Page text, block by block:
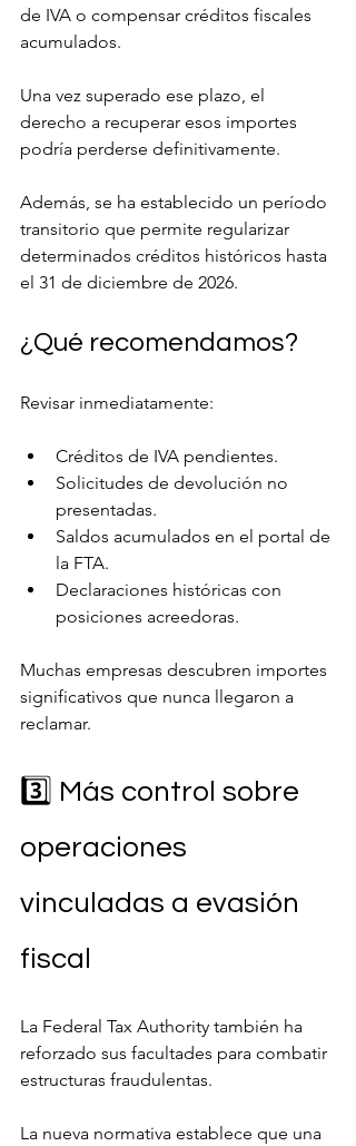
de IVA o compensar créditos fiscales
acumulados.
Una vez superado ese plazo, el
derecho a recuperar esos importes
podría perderse definitivamente.
Además, se ha establecido un período
transitorio que permite regularizar
determinados créditos históricos hasta
el 31 de diciembre de 2026.
¿Qué recomendamos?
Revisar inmediatamente:
Créditos de IVA pendientes.
Solicitudes de devolución no
presentadas.
Saldos acumulados en el portal de
la FTA.
Declaraciones históricas con
posiciones acreedoras.
Muchas empresas descubren importes
significativos que nunca llegaron a
reclamar.
3️⃣ Más control sobre
operaciones
vinculadas a evasión
fiscal
La Federal Tax Authority también ha
reforzado sus facultades para combatir
estructuras fraudulentas.
La nueva normativa establece que una